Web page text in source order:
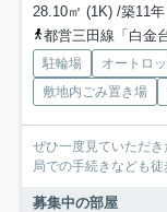
28.10㎡ (1K) /築11
都営三田線「白金
駐輪場 オートロ
敷地内ごみ置き場
ぜひ一度見ていただ
局での手続きなども
募集中の部屋